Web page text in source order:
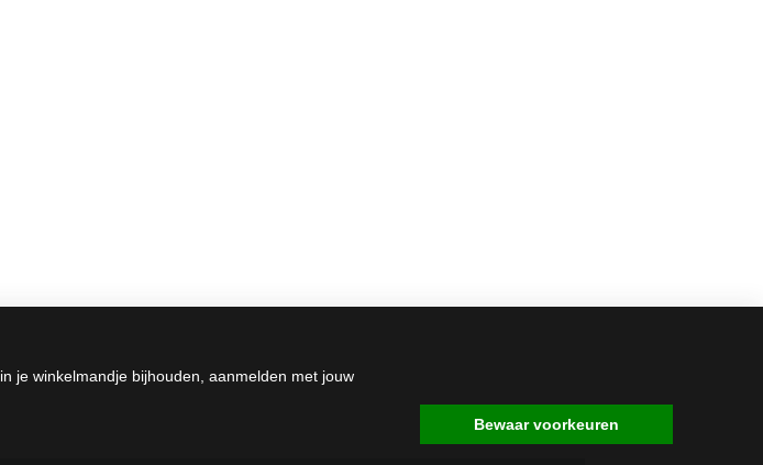
je winkelmandje bijhouden, aanmelden met jouw
Bewaar voorkeuren